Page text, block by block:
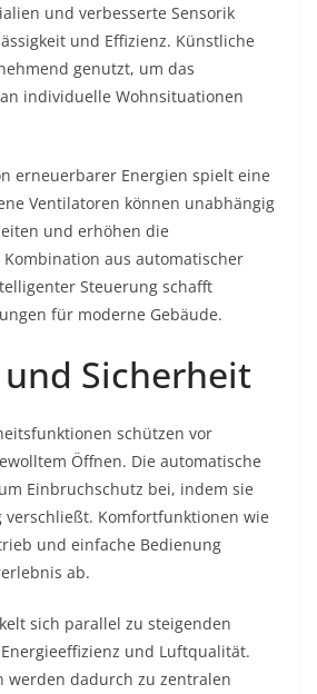
und verbesserte Sensorik
und Effizienz. Künstliche
genutzt, um das
individuelle Wohnsituationen
erneuerbarer Energien spielt eine
Ventilatoren können unabhängig
und erhöhen die
aus automatischer
Steuerung schafft
für moderne Gebäude.
Sicherheit
schützen vor
Öffnen. Die automatische
Einbruchschutz bei, indem sie
verschließt. Komfortfunktionen wie
und einfache Bedienung
ab.
sich parallel zu steigenden
und Luftqualität.
werden dadurch zu zentralen